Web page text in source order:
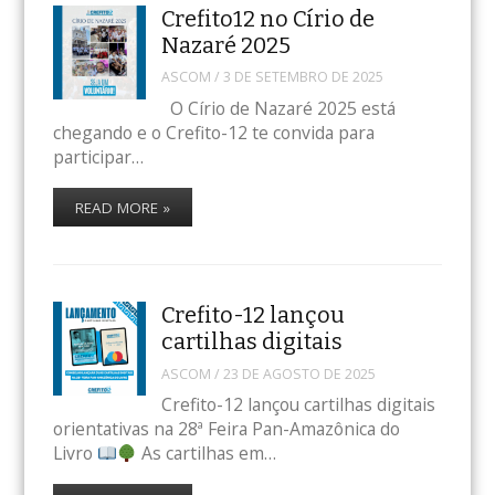
Crefito12 no Círio de
Nazaré 2025
ASCOM /3 DE SETEMBRO DE 2025
O Círio de Nazaré 2025 está
chegando e o Crefito-12 te convida para
participar…
READ MORE »
Crefito-12 lançou
cartilhas digitais
ASCOM /23 DE AGOSTO DE 2025
Crefito-12 lançou cartilhas digitais
orientativas na 28ª Feira Pan-Amazônica do
Livro
As cartilhas em…